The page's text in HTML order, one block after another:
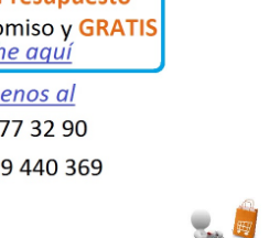
REFORMAS MAMPARAS DE
Estos son algunos de
de mamparas de Ducha y
o cormo mate y brillo o
en acrilico o cristal